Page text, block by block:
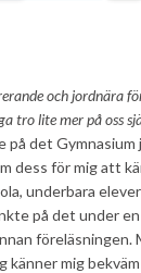
och jordnära
tro lite mer på oss
på det Gymnasium
dess för mig att
underbara
på det under en
föreläsningen.
känner mig